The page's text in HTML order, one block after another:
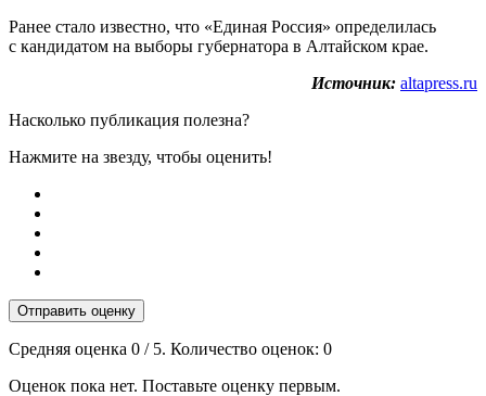
Ранее стало известно, что «Единая Россия» определилась
с кандидатом на выборы губернатора в Алтайском крае.
Источник: altapress.ru
Насколько публикация полезна?
Нажмите на звезду, чтобы оценить!
Отправить оценку
Средняя оценка 0 / 5. Количество оценок: 0
Оценок пока нет. Поставьте оценку первым.